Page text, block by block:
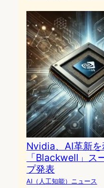
Nvidia、AI革新を
「Blackwell」ス
プ発表
AI（人工知能）ニュース